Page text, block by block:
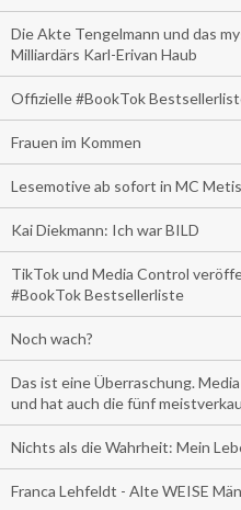
Die Akte Tengelmann und das
Milliardärs Karl-Erivan Haub
Offizielle #BookTok
Frauen im Kommen
Lesemotive ab sofort in MC Metis
Kai Diekmann: Ich war BILD
TikTok und Media Control
#BookTok Bestsellerliste
Noch wach?
Das ist eine Überraschung.
und hat auch die fünf
Nichts als die Wahrheit: Mein
Franca Lehfeldt - Alte WEISE